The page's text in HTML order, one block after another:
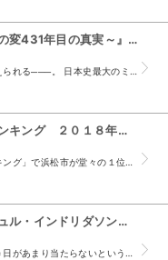
『信長を殺した男～本能寺の変431年目の真実～』 藤堂裕 明智憲三郎 （秋田書店）
歴史の真実は勝者によって書き換えられる───。 日本史最大のミステリー「本能寺の変」の真実とは・・・。 明智光秀の定説に異を唱えた、明智一族伝承の会会長による著書を原案とするこの漫画は、藤堂裕...
『全４７都道府県幸福度ランキング ２０１８年版』 寺島実郎 日本総合研究所 （東洋経済新報社）
なんと！政令指定都市「総合ランキング」で浜松市が堂々の１位。 20都市中で【健康分野】2位、【生活分野】3位と大健闘。 ただし、【教育分野】の学校領域19位で細かく見ると、“不登校...
『緑衣の女』 アーナルデュル・インドリダソン （東京創元社）
作品の舞台がアイスランド＝北欧＝日があまり当たらないというイメージもあり、 内容が暗い…登場人物も暗い…とにかく全体的に暗いです。 ずっとモノトーン色で進んでいくイ...